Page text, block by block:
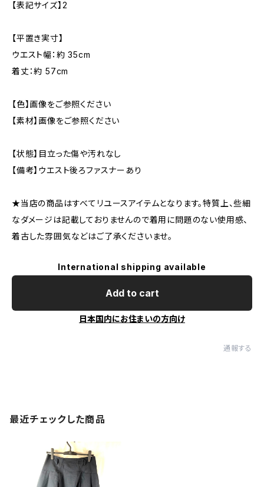
【表記サイズ】2
【平置き実寸】
ウエスト幅：約 35cm
着丈：約 57cm
【色】画像をご参照ください
【素材】画像をご参照ください
【状態】目立った傷や汚れなし
【備考】ウエスト後ろファスナーあり
★当店の商品はすべてリユースアイテムとなります。特質上、些細
なダメージは記載しておりませんので着用に問題のない使用感、
着古した雰囲気などはご了承くださいませ。
International shipping available
Add to cart
日本国内にお住まいの方向け
通報する
最近チェックした商品